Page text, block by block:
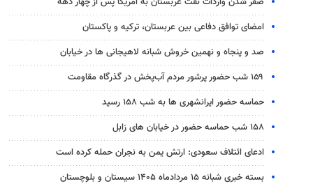
امضای توافق دفاعی بین عربستان، ترکیه و پاکستان
صد و پنجاه و نهمین خروش شبانه لاهیجانی ها در خیابان
۱۵۹ شب حضور پرشور مردم آب‌پخش در گذرگاه مقاومت
حماسه حضور ایرانشهری ها به شب ۱۵۸ رسید
۱۵۸ شب حماسه حضور در خیابان های زابل
ادعای ائتلاف سعودی: ارتش یمن به نجران حمله کرده است
بسته خبری شبانه ۱۵ مردادماه ۱۴۰۵ سیستان و بلوچستان